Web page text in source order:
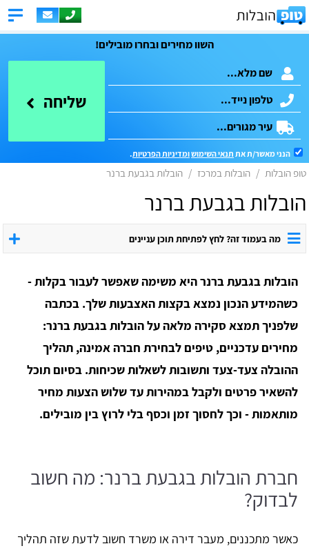
השוו מחירים ובחרו מובילים!
שליחה
הנני מאשר/ת את תנאי השימושומדיניות הפרטיות.
טופ הובלות הובלות במרכז הובלות בגבעת ברנר
הובלות בגבעת ברנר
מה בעמוד זה? לחץ לפתיחת תוכן עניינים
הובלות בגבעת ברנר היא משימה שאפשר לעבור בקלות -
כשהמידע הנכון נמצא בקצות האצבעות שלך. בכתבה
שלפניך תמצא סקירה מלאה על הובלות בגבעת ברנר:
מחירים עדכניים, טיפים לבחירת חברה אמינה, תהליך
ההובלה צעד-צעד ותשובות לשאלות שכיחות. בסיום תוכל
להשאיר פרטים ולקבל במהירות עד שלוש הצעות מחיר
מותאמות - וכך לחסוך זמן וכסף בלי לרוץ בין מובילים.
חברת הובלות בגבעת ברנר: מה חשוב
לבדוק?
כאשר מתכננים, מעבר דירה או משרד חשוב לדעת שזה תהליך